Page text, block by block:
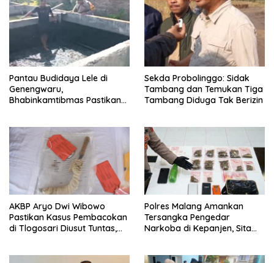
Pantau Budidaya Lele di
Genengwaru,
Bhabinkamtibmas Pastikan
Sekda Probolinggo: Sidak
Tambang dan Temukan Tiga
Tambang Diduga Tak Berizin
AKBP Aryo Dwi Wibowo
Pastikan Kasus Pembacokan
di Tlogosari Diusut Tuntas,
Polres Malang Amankan
Tersangka Pengedar
Narkoba di Kepanjen, Sita